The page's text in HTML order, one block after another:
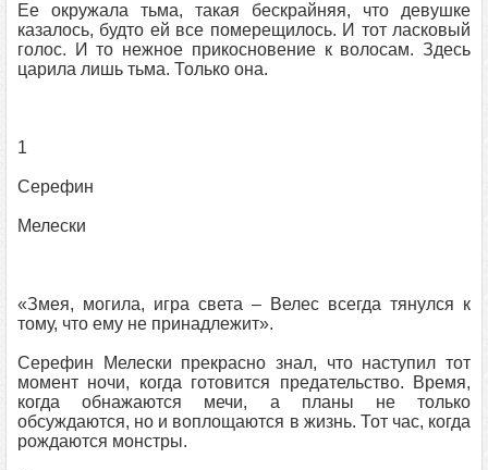
Ее окружала тьма, такая бескрайняя, что девушке
казалось, будто ей все померещилось. И тот ласковый
голос. И то нежное прикосновение к волосам. Здесь
царила лишь тьма. Только она.
1
Серефин
Мелески
«Змея, могила, игра света – Велес всегда тянулся к
тому, что ему не принадлежит».
Серефин Мелески прекрасно знал, что наступил тот
момент ночи, когда готовится предательство. Время,
когда обнажаются мечи, а планы не только
обсуждаются, но и воплощаются в жизнь. Тот час, когда
рождаются монстры.